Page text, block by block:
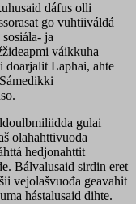
dáfus olli
go vuhtiiváldá
ja
váikkuha
doarjalit Laphai, ahte
gulai
olahahttivuođa
hedjonahttit
Bálvalusaid sirdin eret
vejolašvuođa geavahit
hástalusaid dihte.